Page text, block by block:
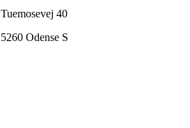
Tuemosevej 40
5260 Odense S